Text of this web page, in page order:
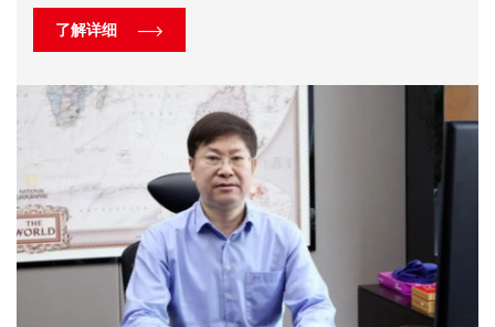
了解详细